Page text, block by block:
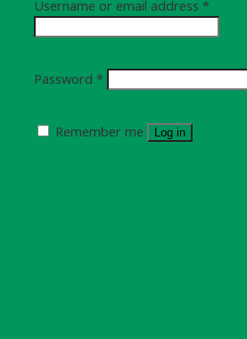
Username or email address *
Password *
Remember me Log in